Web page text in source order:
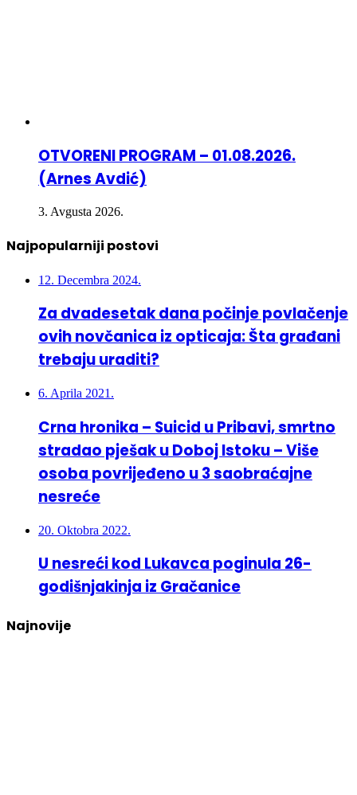
OTVORENI PROGRAM – 01.08.2026.
(Arnes Avdić)
3. Avgusta 2026.
Najpopularniji postovi
12. Decembra 2024.
Za dvadesetak dana počinje povlačenje
ovih novčanica iz opticaja: Šta građani
trebaju uraditi?
6. Aprila 2021.
Crna hronika – Suicid u Pribavi, smrtno
stradao pješak u Doboj Istoku – Više
osoba povrijeđeno u 3 saobraćajne
nesreće
20. Oktobra 2022.
U nesreći kod Lukavca poginula 26-
godišnjakinja iz Gračanice
Najnovije